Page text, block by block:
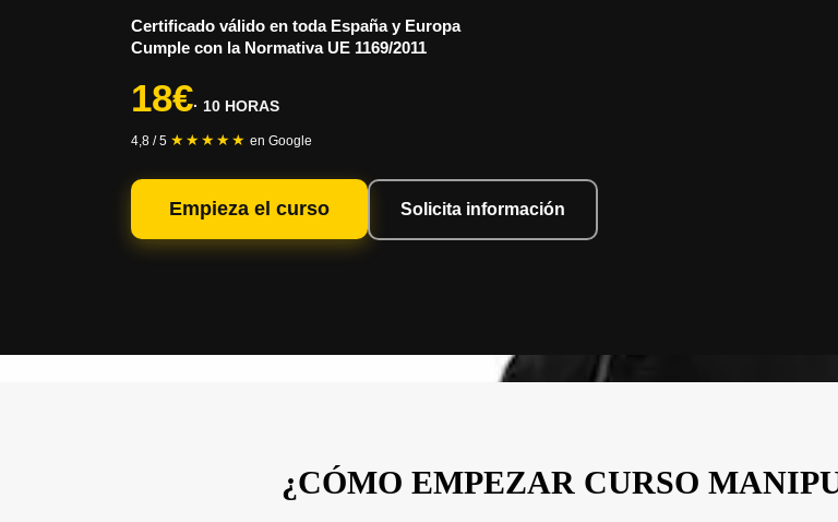
Certificado válido en toda España y Europa
Cumple con la Normativa UE 1169/2011
18€· 10 HORAS
4,8 / 5 ★★★★★ en Google
Empieza el curso Solicita información
¿CÓMO EMPEZAR CURSO